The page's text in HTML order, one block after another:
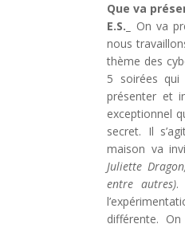
Que va
E.S._ On va
nous
thème des
5 soirées qui
présenter et
exceptionnel
secret. Il
maison va
Juliette
entre autres).
différente.